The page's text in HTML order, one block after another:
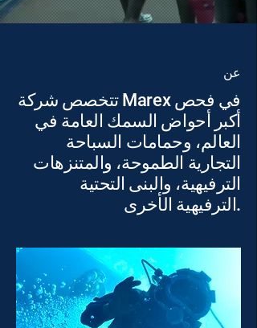
عن
تتخصص شركة Marex في فحص
أكبر أحواض السمك العامة في
العالم، وحمامات السباحة
التجارية الطموحة، والمتنزهات
الترفيهية، والبنى التحتية
الترفيهية الأخرى.